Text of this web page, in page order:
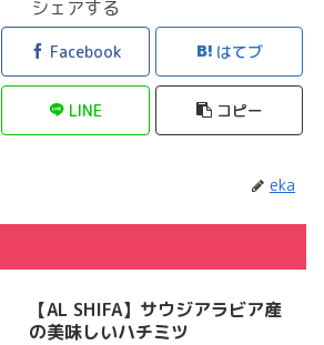
シェアする
Facebook はてブ
LINE コピー
eka
【AL SHIFA】サウジアラビア産
の美味しいハチミツ